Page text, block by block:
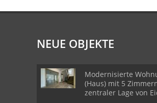
NEUE OBJEKTE
Modernisierte
(Haus) mit 5
zentraler Lage von